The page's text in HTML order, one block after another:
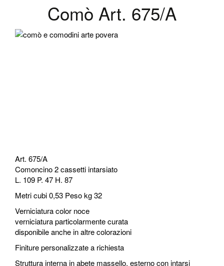
Comò Art. 675/A
Art. 675/A
Comoncino 2 cassetti intarsiato
L. 109 P. 47 H. 87
Metri cubi 0,53 Peso kg 32
Verniciatura color noce
verniciatura particolarmente curata
disponibile anche in altre colorazioni
Finiture personalizzate a richiesta
Struttura interna in abete massello, esterno con intarsi